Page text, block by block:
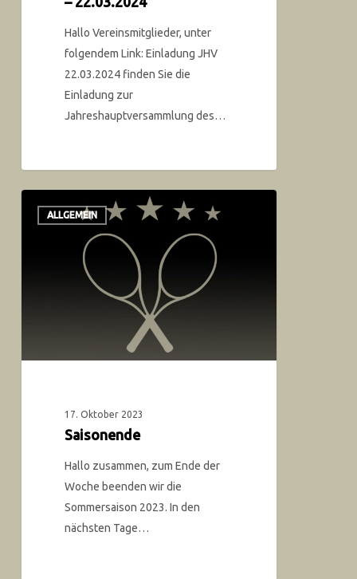
Hallo Vereinsmitglieder, unter
folgendem Link: Einladung JHV
22.03.2024 finden Sie die
Einladung zur
Jahreshauptversammlung des…
ALLGEMEIN
17. Oktober 2023
Saisonende
Hallo zusammen, zum Ende der
Woche beenden wir die
Sommersaison 2023. In den
nächsten Tage…